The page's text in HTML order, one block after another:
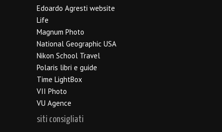
Edoardo Agresti website
Life
Magnum Photo
National Geographic USA
Nikon School Travel
Polaris libri e guide
Time LightBox
VII Photo
VU Agence
siti consigliati